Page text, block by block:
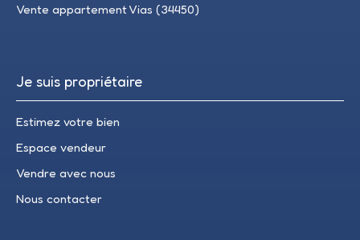
Vente appartement Vias (34450)
Je suis propriétaire
Estimez votre bien
Espace vendeur
Vendre avec nous
Nous contacter